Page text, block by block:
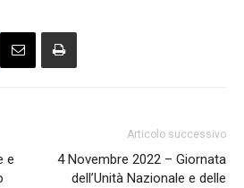
e
Articolo successivo
4 Novembre 2022 – Giornata
dell’Unità Nazionale e delle